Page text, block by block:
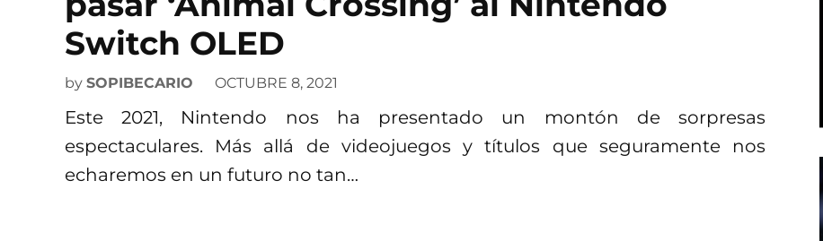
Switch OLED
by SOPIBECARIO OCTUBRE 8, 2021
Este 2021, Nintendo nos ha presentado un montón de sorpresas
espectaculares. Más allá de videojuegos y títulos que seguramente nos
echaremos en un futuro no tan…